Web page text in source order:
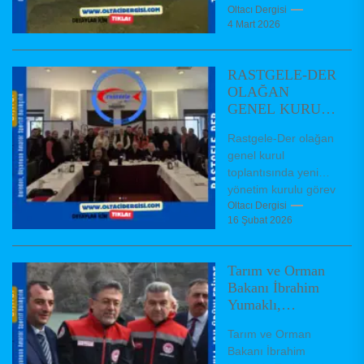
küçülerek geçen yıl
20 kilometrekareye
Oltacı Dergisi
4 Mart 2026
RASTGELE-DER
OLAĞAN
GENEL KURUL
GERÇEKLEŞTİ
Rastgele-Der olağan
genel kurul
toplantısında yeni
yönetim kurulu görev
dağıiımı
Federasyonumuz
kurulmuş bulunan
Rastgelebalıkçı...
Oltacı Dergisi
16 Şubat 2026
Tarım ve Orman
Bakanı İbrahim
Yumaklı,
2025’te su ürünleri
ihracatı 2,3 milyar
Tarım ve Orman
Bakanı İbrahim